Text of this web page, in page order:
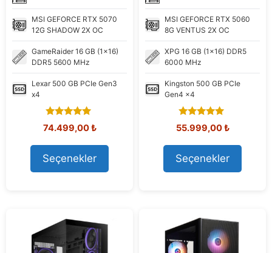
MSI GEFORCE RTX 5070
12G SHADOW 2X OC
GameRaider 16 GB (1x16)
DDR5 5600 MHz
Lexar 500 GB PCIe Gen3
x4
5.00
out of 5
Orijinal
80.291,15 ₺.
74.499,00₺Şu
Seçenekler
MSI GEFORCE RTX 5060
8G VENTUS 2X OC
XPG 16 GB (1x16) DDR5
6000 MHz
Kingston 500 GB PCIe
Gen4 x4
5.00
out of 5
Orijinal
61.595,93 ₺.
55.999,00₺Şu
Seçenekler